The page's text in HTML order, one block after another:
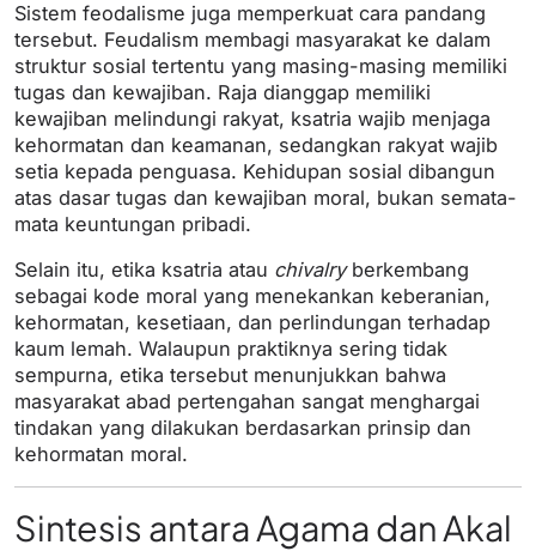
Sistem feodalisme juga memperkuat cara pandang
tersebut. Feudalism membagi masyarakat ke dalam
struktur sosial tertentu yang masing-masing memiliki
tugas dan kewajiban. Raja dianggap memiliki
kewajiban melindungi rakyat, ksatria wajib menjaga
kehormatan dan keamanan, sedangkan rakyat wajib
setia kepada penguasa. Kehidupan sosial dibangun
atas dasar tugas dan kewajiban moral, bukan semata-
mata keuntungan pribadi.
Selain itu, etika ksatria atau chivalryberkembang
sebagai kode moral yang menekankan keberanian,
kehormatan, kesetiaan, dan perlindungan terhadap
kaum lemah. Walaupun praktiknya sering tidak
sempurna, etika tersebut menunjukkan bahwa
masyarakat abad pertengahan sangat menghargai
tindakan yang dilakukan berdasarkan prinsip dan
kehormatan moral.
Sintesis antara Agama dan Akal